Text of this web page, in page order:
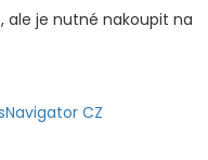
ale je nutné nakoupit na
CZ